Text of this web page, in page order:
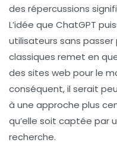
des répercussions
L’idée que ChatGPT
utilisateurs sans
classiques remet en
des sites web pour le
conséquent, il serait
à une approche plus
qu’elle soit captée par
recherche.